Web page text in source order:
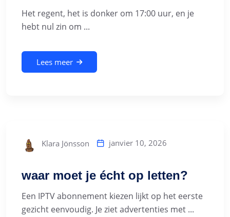
Het regent, het is donker om 17:00 uur, en je
hebt nul zin om ...
Lees meer
Klara Jönsson janvier 10, 2026
waar moet je écht op letten?
Een IPTV abonnement kiezen lijkt op het eerste
gezicht eenvoudig. Je ziet advertenties met ...